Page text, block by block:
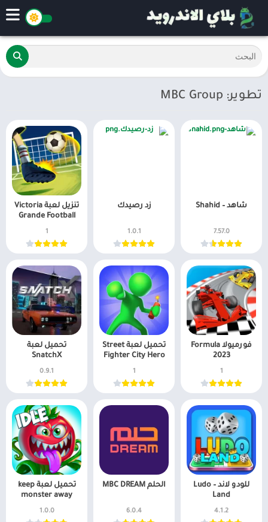
تطوير: MBC Group
ﺷﺎﻫﺪ – Shahid
7.57.0
زد رصيدك
1.0.1
تنزيل لعبة Victoria
Grande Football
1
فورميولا Formula
2023
1
تحميل لعبة Street
Fighter City Hero
1
تحميل لعبة
SnatchX
0.9.1
للودو لاند – Ludo
Land
4.1.2
الحلم MBC DREAM
6.0.4
تحميل لعبة keep
monster away
1.0.0